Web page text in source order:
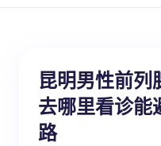
昆明男性前列
去哪里看诊能
路